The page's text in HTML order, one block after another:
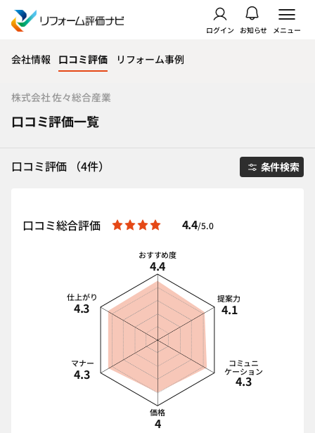
ログイン お知らせ メニュー
会社情報 口コミ評価 リフォーム事例
株式会社 佐々総合産業
口コミ評価一覧
口コミ評価 （4件） 条件検索
口コミ総合評価 4.4/5.0
おすすめ度
4.4
提案力
4.1
コミュニ
ケーション
4.3
価格
4
マナー
4.3
仕上がり
4.3